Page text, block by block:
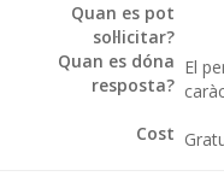
Quan es pot
sol·licitar?
Quan es dóna
resposta?
El
Cost